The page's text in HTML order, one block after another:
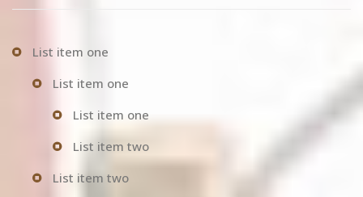
List item one
List item one
List item one
List item two
List item two